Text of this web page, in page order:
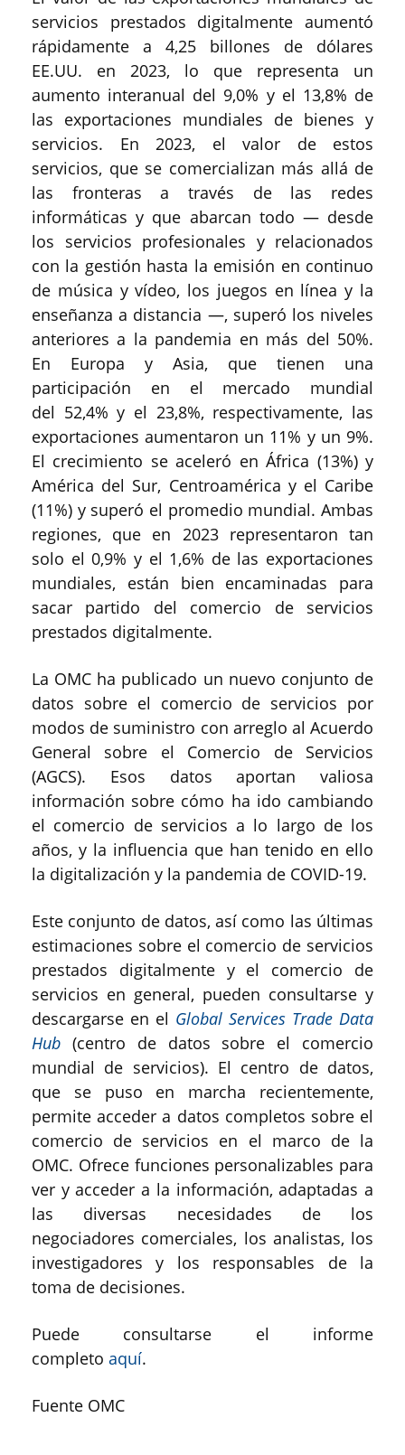
servicios prestados digitalmente aumentó
rápidamente a 4,25 billones de dólares
EE.UU. en 2023, lo que representa un
aumento interanual del 9,0% y el 13,8% de
las exportaciones mundiales de bienes y
servicios. En 2023, el valor de estos
servicios, que se comercializan más allá de
las fronteras a través de las redes
informáticas y que abarcan todo — desde
los servicios profesionales y relacionados
con la gestión hasta la emisión en continuo
de música y vídeo, los juegos en línea y la
enseñanza a distancia —, superó los niveles
anteriores a la pandemia en más del 50%.
En Europa y Asia, que tienen una
participación en el mercado mundial
del 52,4% y el 23,8%, respectivamente, las
exportaciones aumentaron un 11% y un 9%.
El crecimiento se aceleró en África (13%) y
América del Sur, Centroamérica y el Caribe
(11%) y superó el promedio mundial. Ambas
regiones, que en 2023 representaron tan
solo el 0,9% y el 1,6% de las exportaciones
mundiales, están bien encaminadas para
sacar partido del comercio de servicios
prestados digitalmente.
La OMC ha publicado un nuevo conjunto de
datos sobre el comercio de servicios por
modos de suministro con arreglo al Acuerdo
General sobre el Comercio de Servicios
(AGCS). Esos datos aportan valiosa
información sobre cómo ha ido cambiando
el comercio de servicios a lo largo de los
años, y la influencia que han tenido en ello
la digitalización y la pandemia de COVID-19.
Este conjunto de datos, así como las últimas
estimaciones sobre el comercio de servicios
prestados digitalmente y el comercio de
servicios en general, pueden consultarse y
descargarse en el Global Services Trade Data
Hub (centro de datos sobre el comercio
mundial de servicios). El centro de datos,
que se puso en marcha recientemente,
permite acceder a datos completos sobre el
comercio de servicios en el marco de la
OMC. Ofrece funciones personalizables para
ver y acceder a la información, adaptadas a
las diversas necesidades de los
negociadores comerciales, los analistas, los
investigadores y los responsables de la
toma de decisiones.
Puede consultarse el informe
completo aquí.
Fuente OMC